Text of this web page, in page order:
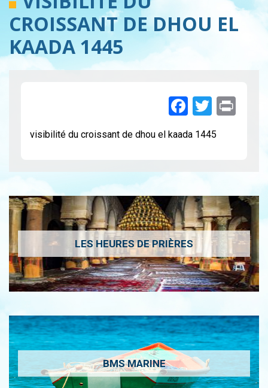
CROISSANT DE DHOU EL
KAADA 1445
visibilité du croissant de dhou el kaada 1445
LES HEURES DE PRIÈRES
BMS MARINE